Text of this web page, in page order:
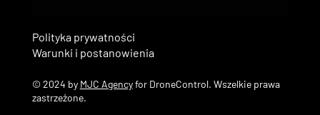
© 2024 by MJC Agencyfor DroneControl. Wszelkie prawa
zastrzeżone.
Warunki i postanowienia
Polityka prywatności